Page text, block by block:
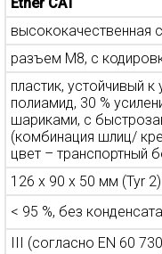
высококачественная
разъем M8, с
пластик, устойчивый
полиамид, 30 %
шариками, с
(комбинация шлиц/
цвет – транспортный
126 x 90 x 50 мм (Tyr 2)
< 95 %, без конденсата
III (согласно EN 60